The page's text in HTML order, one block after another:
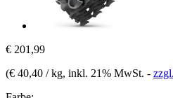
€ 201,99
(€ 40,40 / kg, inkl. 21% MwSt. -